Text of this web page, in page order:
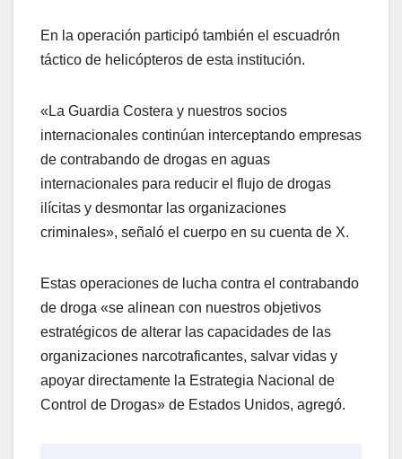
En la operación participó también el escuadrón
táctico de helicópteros de esta institución.
«La Guardia Costera y nuestros socios
internacionales continúan interceptando empresas
de contrabando de drogas en aguas
internacionales para reducir el flujo de drogas
ilícitas y desmontar las organizaciones
criminales», señaló el cuerpo en su cuenta de X.
Estas operaciones de lucha contra el contrabando
de droga «se alinean con nuestros objetivos
estratégicos de alterar las capacidades de las
organizaciones narcotraficantes, salvar vidas y
apoyar directamente la Estrategia Nacional de
Control de Drogas» de Estados Unidos, agregó.